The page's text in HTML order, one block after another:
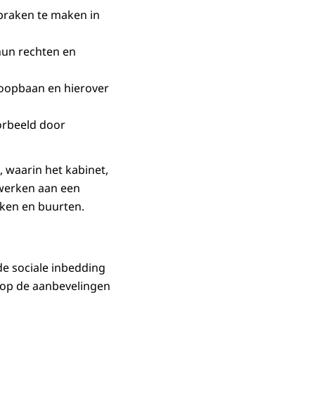
te maken in
rechten en
en hierover
door
waarin het kabinet,
aan een
en buurten.
sociale inbedding
de aanbevelingen